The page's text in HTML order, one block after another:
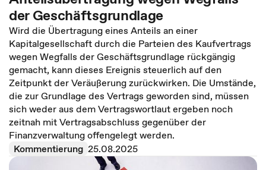
der Geschäftsgrundlage
Wird die Übertragung eines Anteils an einer
Kapitalgesellschaft durch die Parteien des Kaufvertrags
wegen Wegfalls der Geschäftsgrundlage rückgängig
gemacht, kann dieses Ereignis steuerlich auf den
Zeitpunkt der Veräußerung zurückwirken. Die Umstände,
die zur Grundlage des Vertrags geworden sind, müssen
sich weder aus dem Vertragswortlaut ergeben noch
zeitnah mit Vertragsabschluss gegenüber der
Finanzverwaltung offengelegt werden.
Kommentierung 25.08.2025